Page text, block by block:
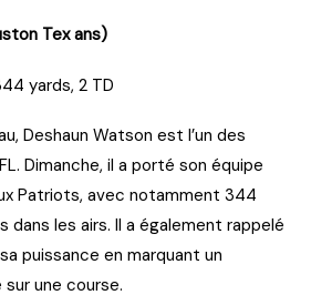
Tex ans)
yards, 2 TD
Deshaun Watson est l’un des
Dimanche, il a porté son équipe
Patriots, avec notamment 344
dans les airs. Il a également rappelé
puissance en marquant un
une course.